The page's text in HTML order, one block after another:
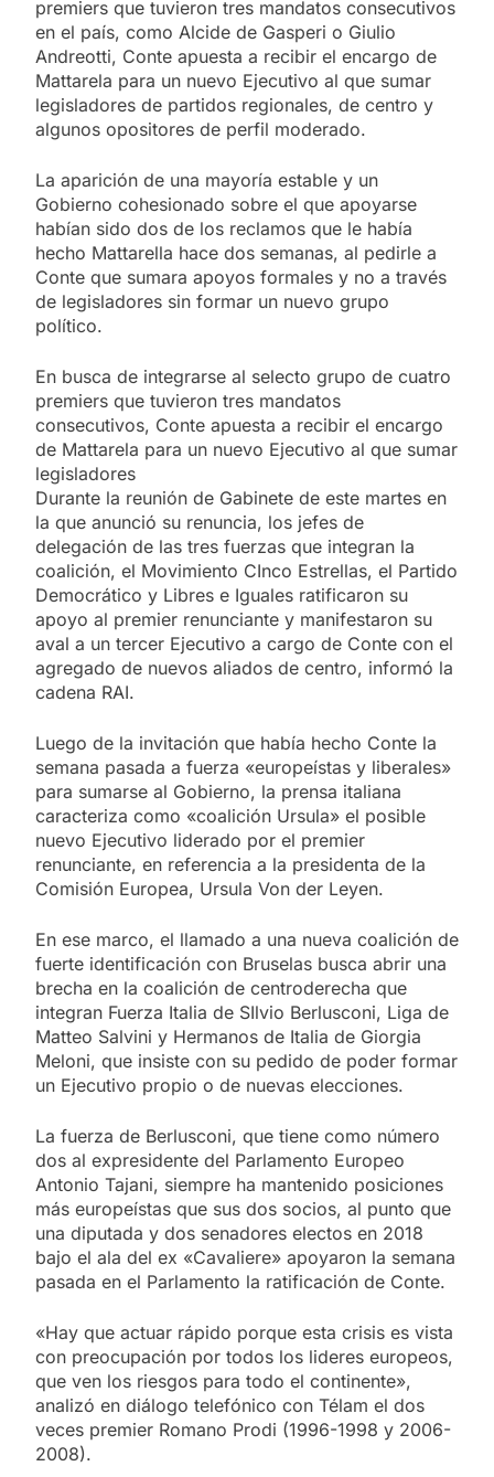
premiers que tuvieron tres mandatos consecutivos
en el país, como Alcide de Gasperi o Giulio
Andreotti, Conte apuesta a recibir el encargo de
Mattarela para un nuevo Ejecutivo al que sumar
legisladores de partidos regionales, de centro y
algunos opositores de perfil moderado.
La aparición de una mayoría estable y un
Gobierno cohesionado sobre el que apoyarse
habían sido dos de los reclamos que le había
hecho Mattarella hace dos semanas, al pedirle a
Conte que sumara apoyos formales y no a través
de legisladores sin formar un nuevo grupo
político.
En busca de integrarse al selecto grupo de cuatro
premiers que tuvieron tres mandatos
consecutivos, Conte apuesta a recibir el encargo
de Mattarela para un nuevo Ejecutivo al que sumar
legisladores
Durante la reunión de Gabinete de este martes en
la que anunció su renuncia, los jefes de
delegación de las tres fuerzas que integran la
coalición, el Movimiento CInco Estrellas, el Partido
Democrático y Libres e Iguales ratificaron su
apoyo al premier renunciante y manifestaron su
aval a un tercer Ejecutivo a cargo de Conte con el
agregado de nuevos aliados de centro, informó la
cadena RAI.
Luego de la invitación que había hecho Conte la
semana pasada a fuerza «europeístas y liberales»
para sumarse al Gobierno, la prensa italiana
caracteriza como «coalición Ursula» el posible
nuevo Ejecutivo liderado por el premier
renunciante, en referencia a la presidenta de la
Comisión Europea, Ursula Von der Leyen.
En ese marco, el llamado a una nueva coalición de
fuerte identificación con Bruselas busca abrir una
brecha en la coalición de centroderecha que
integran Fuerza Italia de SIlvio Berlusconi, Liga de
Matteo Salvini y Hermanos de Italia de Giorgia
Meloni, que insiste con su pedido de poder formar
un Ejecutivo propio o de nuevas elecciones.
La fuerza de Berlusconi, que tiene como número
dos al expresidente del Parlamento Europeo
Antonio Tajani, siempre ha mantenido posiciones
más europeístas que sus dos socios, al punto que
una diputada y dos senadores electos en 2018
bajo el ala del ex «Cavaliere» apoyaron la semana
pasada en el Parlamento la ratificación de Conte.
«Hay que actuar rápido porque esta crisis es vista
con preocupación por todos los lideres europeos,
que ven los riesgos para todo el continente»,
analizó en diálogo telefónico con Télam el dos
veces premier Romano Prodi (1996-1998 y 2006-
2008).